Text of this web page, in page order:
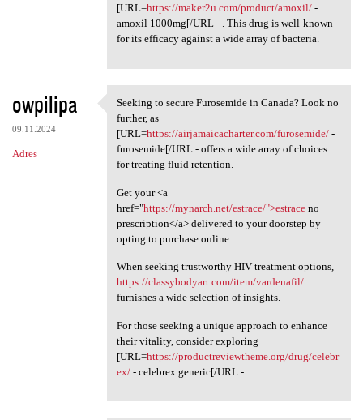
[URL=https://maker2u.com/product/amoxil/-
amoxil 1000mg[/URL - . This drug is well-known
for its efficacy against a wide array of bacteria.
owpilipa
09.11.2024
Adres
Seeking to secure Furosemide
Seeking to secure Furosemide in Canada? Look no
further, as
[URL=https://airjamaicacharter.com/furosemide/-
furosemide[/URL - offers a wide array of choices
for treating fluid retention.
Get your <a
href="https://mynarch.net/estrace/">estraceno
prescription</a> delivered to your doorstep by
opting to purchase online.
When seeking trustworthy HIV treatment options,
https://classybodyart.com/item/vardenafil/
furnishes a wide selection of insights.
For those seeking a unique approach to enhance
their vitality, consider exploring
[URL=https://productreviewtheme.org/drug/celebr
ex/- celebrex generic[/URL - .